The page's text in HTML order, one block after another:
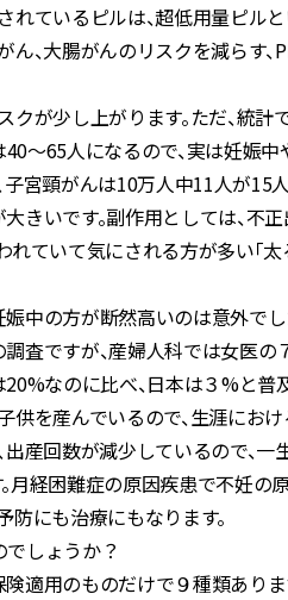
れているピルは、超低用量ピル
、大腸がんのリスクを減らす、
クが少し上がります。ただ、統
40～65人になるので、実は妊娠
宮頸がんは10万人中11人が15
きいです。副作用としては、不
ていて気にされる方が多い「
の方が断然高いのは意外でし
ですが、産婦人科では女医の
なのに比べ、日本は３%と普
供を産んでいるので、生涯にお
出産回数が減少しているので、
月経困難症の原因疾患で不妊の
防にも治療にもなります。
しょうか？
適用のものだけで９種類ありま